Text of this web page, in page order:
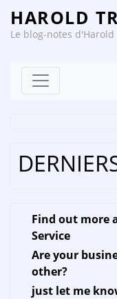
HAROLD
Le blog-notes d'Harold
Find out more
Service
Are your
other?
just let me